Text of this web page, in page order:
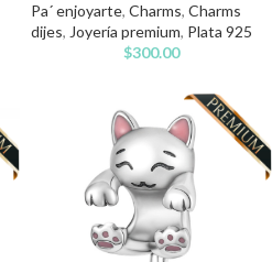
Pa´ enjoyarte, Charms, Charms
dijes, Joyería premium, Plata 925
$300.00